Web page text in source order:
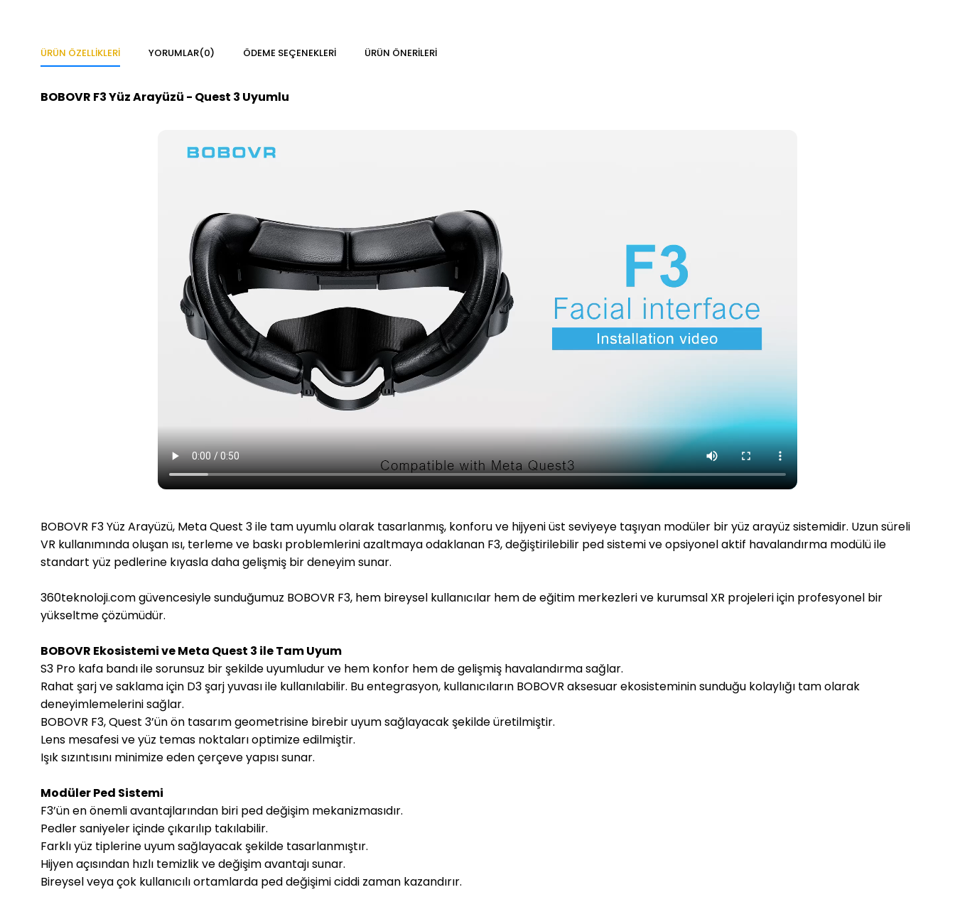
ÜRÜN ÖZELLIKLERI YORUMLAR(0) ÖDEME SEÇENEKLERI ÜRÜN ÖNERILERI
BOBOVR F3 Yüz Arayüzü - Quest 3 Uyumlu
BOBOVR F3 Yüz Arayüzü, Meta Quest 3 ile tam uyumlu olarak tasarlanmış, konforu ve hijyeni üst seviyeye taşıyan modüler bir yüz arayüz sistemidir. Uzun süreli
VR kullanımında oluşan ısı, terleme ve baskı problemlerini azaltmaya odaklanan F3, değiştirilebilir ped sistemi ve opsiyonel aktif havalandırma modülü ile
standart yüz pedlerine kıyasla daha gelişmiş bir deneyim sunar.
360teknoloji.com güvencesiyle sunduğumuz BOBOVR F3, hem bireysel kullanıcılar hem de eğitim merkezleri ve kurumsal XR projeleri için profesyonel bir
yükseltme çözümüdür.
BOBOVR Ekosistemi ve Meta Quest 3 ile Tam Uyum
S3 Pro kafa bandı ile sorunsuz bir şekilde uyumludur ve hem konfor hem de gelişmiş havalandırma sağlar.
Rahat şarj ve saklama için D3 şarj yuvası ile kullanılabilir. Bu entegrasyon, kullanıcıların BOBOVR aksesuar ekosisteminin sunduğu kolaylığı tam olarak
deneyimlemelerini sağlar.
BOBOVR F3, Quest 3’ün ön tasarım geometrisine birebir uyum sağlayacak şekilde üretilmiştir.
Lens mesafesi ve yüz temas noktaları optimize edilmiştir.
Işık sızıntısını minimize eden çerçeve yapısı sunar.
Modüler Ped Sistemi
F3’ün en önemli avantajlarından biri ped değişim mekanizmasıdır.
Pedler saniyeler içinde çıkarılıp takılabilir.
Farklı yüz tiplerine uyum sağlayacak şekilde tasarlanmıştır.
Hijyen açısından hızlı temizlik ve değişim avantajı sunar.
Bireysel veya çok kullanıcılı ortamlarda ped değişimi ciddi zaman kazandırır.